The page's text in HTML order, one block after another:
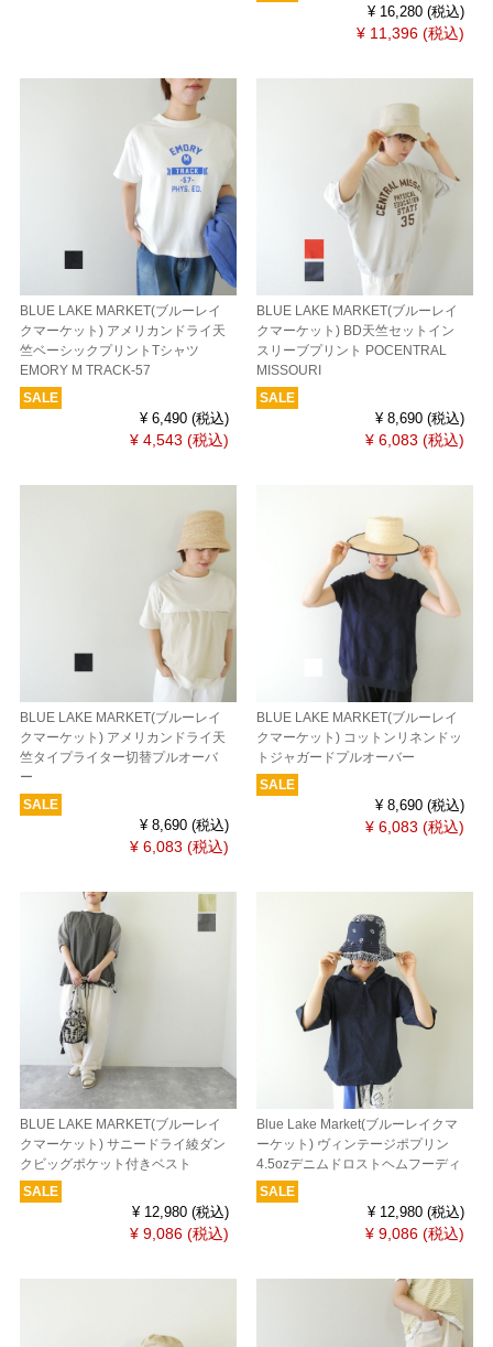
¥ 16,280(税込)
¥ 11,396(税込)
BLUE LAKE MARKET(ブルーレイ
クマーケット) アメリカンドライ天
竺ベーシックプリントTシャツ
EMORY M TRACK-57
SALE
¥ 6,490 (税込)
¥ 4,543 (税込)
BLUE LAKE MARKET(ブルーレイ
クマーケット) BD天竺セットイン
スリーブプリント POCENTRAL
MISSOURI
SALE
¥ 8,690(税込)
¥ 6,083(税込)
BLUE LAKE MARKET(ブルーレイ
クマーケット) アメリカンドライ天
竺タイプライター切替プルオーバ
ー
SALE
¥ 8,690 (税込)
¥ 6,083 (税込)
BLUE LAKE MARKET(ブルーレイ
クマーケット) コットンリネンドッ
トジャガードプルオーバー
SALE
¥ 8,690(税込)
¥ 6,083(税込)
BLUE LAKE MARKET(ブルーレイ
クマーケット) サニードライ綾ダン
クビッグポケット付きベスト
SALE
¥ 12,980 (税込)
¥ 9,086 (税込)
Blue Lake Market(ブルーレイクマ
ーケット) ヴィンテージポプリン
4.5ozデニムドロストヘムフーディ
SALE
¥ 12,980(税込)
¥ 9,086(税込)